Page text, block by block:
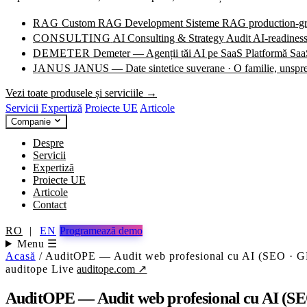
RAG Custom RAG Development Sisteme RAG production-
CONSULTING AI Consulting & Strategy Audit AI-
DEMETER Demeter — Agenții tăi AI pe SaaS Platformă
JANUS JANUS — Date sintetice suverane · O familie,
Vezi toate produsele și serviciile →
Servicii Expertiză Proiecte UE Articole
Companie
Despre
Servicii
Expertiză
Proiecte UE
Articole
Contact
RO | EN Programează demo
Menu ☰
Acasă / AuditOPE — Audit web profesional cu AI (SEO ·
auditope Liveauditope.com ↗
AuditOPE — Audit web profesional cu AI